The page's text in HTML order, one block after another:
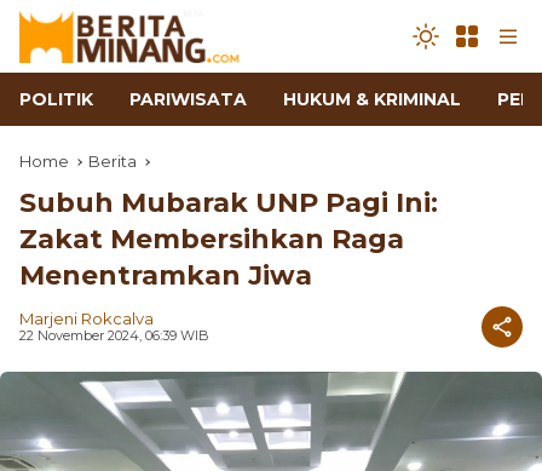
POLITIK PARIWISATA HUKUM & KRIMINAL
Home Berita
Subuh Mubarak UNP Pagi Ini:
Zakat Membersihkan Raga
Menentramkan Jiwa
Marjeni Rokcalva
22 November 2024, 06:39 WIB